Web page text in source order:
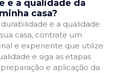
e a qualidade da
casa?
durabilidade e a qualidade
casa, contrate um
e experiente que utilize
e siga as etapas
e aplicação da